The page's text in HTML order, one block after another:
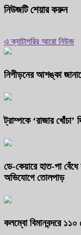
নিউজটি শেয়ার করুন
এ ক্যাটাগরির আরো নিউজ
নিপীড়নের আশঙ্কা
ট্রাম্পকে ‘রাজার খোঁচা’
ডে-কেয়ারে হাত-পা
অভিযোগে তোলপাড়
কলম্বো বিমানবন্দরে